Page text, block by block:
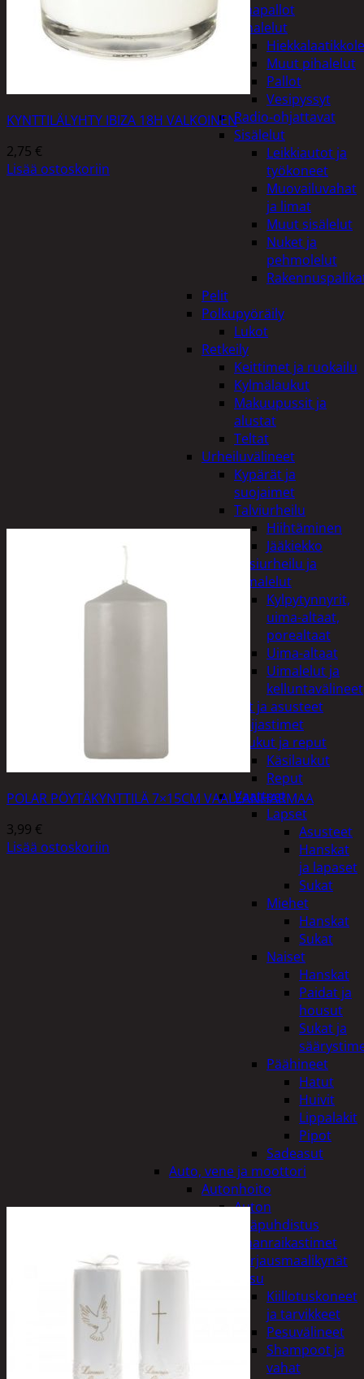
Ilmapallot
Pihalelut
Muut pihalelut
Pallot
Vesipyssyt
Radio-ohjattavat
Sisälelut
Leikkiautot ja
työkoneet
Muovailuvahat
ja limat
Muut sisälelut
Nuket ja
pehmolelut
Pelit
Polkupyöräily
Lukot
Retkeily
Keittimet ja ruokailu
Kylmälaukut
Makuupussit ja
alustat
Teltat
Urheiluvälineet
Kypärät ja
suojaimet
Talviurheilu
Hiihtäminen
Jääkiekko
Vesiurheilu ja
uimalelut
Kylpytynnyrit,
uima-altaat,
porealtaat
Uima-altaat
Uimalelut ja
kelluntavälineet
Vaatteet ja asusteet
Heijastimet
Laukut ja reput
Käsilaukut
Reput
Vaatteet
Lapset
Asusteet
Hanskat
ja lapaset
Sukat
Miehet
Hanskat
Sukat
Naiset
Hanskat
Paidat ja
housut
Sukat ja
Päähineet
Hatut
Huivit
Lippalakit
Pipot
Sadeasut
Auto, vene ja moottori
Autonhoito
Auton
sisäpuhdistus
Ilmanraikastimet
Korjausmaalikynät
Pesu
Kiillotuskoneet
ja tarvikkeet
Pesuvälineet
Shampoot ja
vahat
KYNTTILÄLYHTY IBIZA 18H VALKOINEN
2,75 €
Lisää ostoskoriin
POLAR PÖYTÄKYNTTILÄ 7×15CM VAALEANHARMAA
3,99 €
Lisää ostoskoriin